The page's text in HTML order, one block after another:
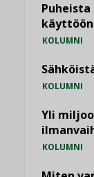
KOLUMNI
KOLUMNI
Yli
KOLUMNI